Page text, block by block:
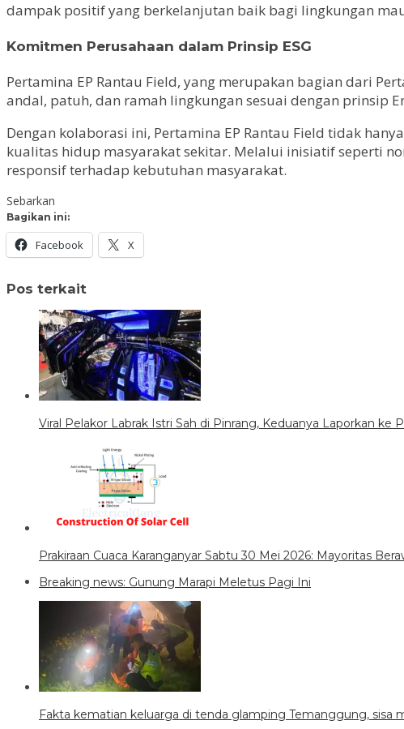
dampak positif yang berkelanjutan baik bagi lingkungan
Komitmen Perusahaan dalam Prinsip ESG
Pertamina EP Rantau Field, yang merupakan bagian dari
andal, patuh, dan ramah lingkungan sesuai dengan prinsip
Dengan kolaborasi ini, Pertamina EP Rantau Field tidak
kualitas hidup masyarakat sekitar. Melalui inisiatif seperti
responsif terhadap kebutuhan masyarakat.
Sebarkan
Bagikan ini:
Facebook X
Pos terkait
Viral Pelakor Labrak Istri Sah di Pinrang, Keduanya Laporkan ke
Prakiraan Cuaca Karanganyar Sabtu 30 Mei 2026: Mayoritas
Breaking news: Gunung Marapi Meletus Pagi Ini
Fakta kematian keluarga di tenda glamping Temanggung, sisa